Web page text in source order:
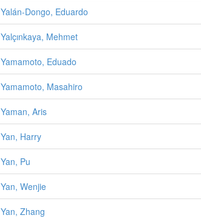
Yalán-Dongo, Eduardo
Yalçınkaya, Mehmet
Yamamoto, Eduado
Yamamoto, Masahiro
Yaman, Aris
Yan, Harry
Yan, Pu
Yan, Wenjie
Yan, Zhang